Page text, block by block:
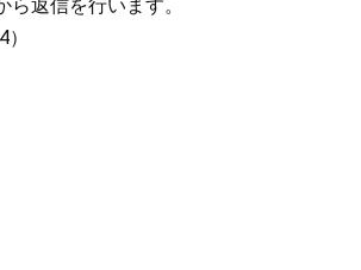
返信を行います。